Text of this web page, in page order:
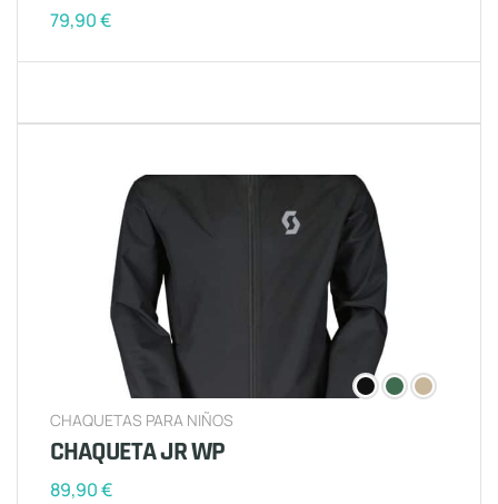
79,90€
CHAQUETAS PARA NIÑOS
CHAQUETA JR WP
89,90€